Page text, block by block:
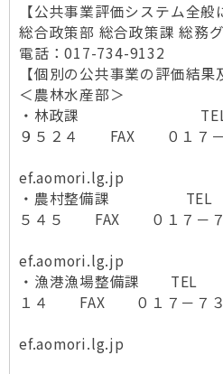
【公共事業評価システム全般
総合政策部 総合政策課 総務
電話：017-734-9132
【個別の公共事業の評価結果
＜農林水産部＞
・林政課 TEL ０
９５２４ FAX ０１７－
e-mail
ef.aomori.lg.jp
・農村整備課 TEL ０
５４５ FAX ０１７－７
e-mail
ef.aomori.lg.jp
・漁港漁場整備課 TEL
１４ FAX ０１７－７３
e-mail
ef.aomori.lg.jp